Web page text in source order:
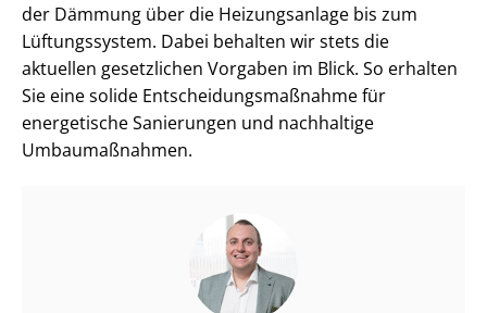
der Dämmung über die Heizungsanlage bis zum
Lüftungssystem. Dabei behalten wir stets die
aktuellen gesetzlichen Vorgaben im Blick. So erhalten
Sie eine solide Ent­schei­dungs­maß­nah­me für
energetische Sanierungen und nachhaltige
Umbaumaßnahmen.